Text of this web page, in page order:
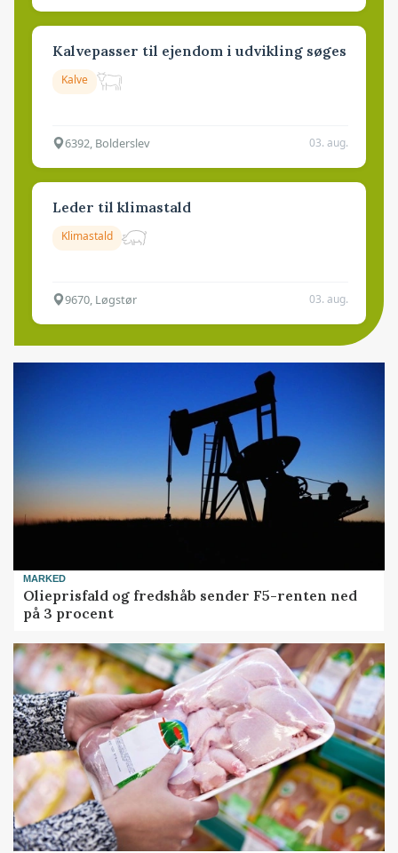
Kalvepasser til ejendom i udvikling søges
Kalve
6392, Bolderslev 03. aug.
Leder til klimastald
Klimastald
9670, Løgstør 03. aug.
MARKED
Olieprisfald og fredshåb sender F5-renten ned
på 3 procent